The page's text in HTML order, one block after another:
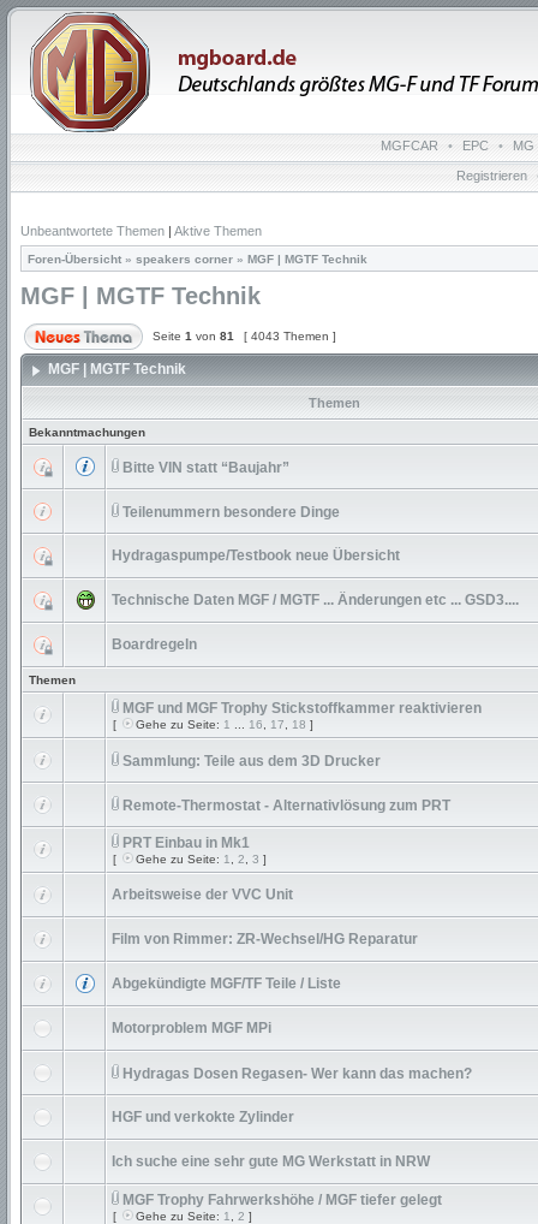
MGFCAR • EPC • MG
Registrieren
Unbeantwortete Themen | Aktive Themen
Foren-Übersicht » speakers corner » MGF | MGTF Technik
MGF | MGTF Technik
Seite 1 von 81 [ 4043 Themen ]
MGF | MGTF Technik
Themen
Bekanntmachungen
Bitte VIN statt “Baujahr”
Teilenummern besondere Dinge
Hydragaspumpe/Testbook neue Übersicht
Technische Daten MGF / MGTF ... Änderungen etc ... GSD3....
Boardregeln
Themen
MGF und MGF Trophy Stickstoffkammer reaktivieren
[ Gehe zu Seite: 1 16 17 18 ]
Sammlung: Teile aus dem 3D Drucker
Remote-Thermostat - Alternativlösung zum PRT
PRT Einbau in Mk1
[ Gehe zu Seite: 1 2 3 ]
Arbeitsweise der VVC Unit
Film von Rimmer: ZR-Wechsel/HG Reparatur
Abgekündigte MGF/TF Teile / Liste
Motorproblem MGF MPi
Hydragas Dosen Regasen- Wer kann das machen?
HGF und verkokte Zylinder
Ich suche eine sehr gute MG Werkstatt in NRW
MGF Trophy Fahrwerkshöhe / MGF tiefer gelegt
[ Gehe zu Seite: 1 2 ]